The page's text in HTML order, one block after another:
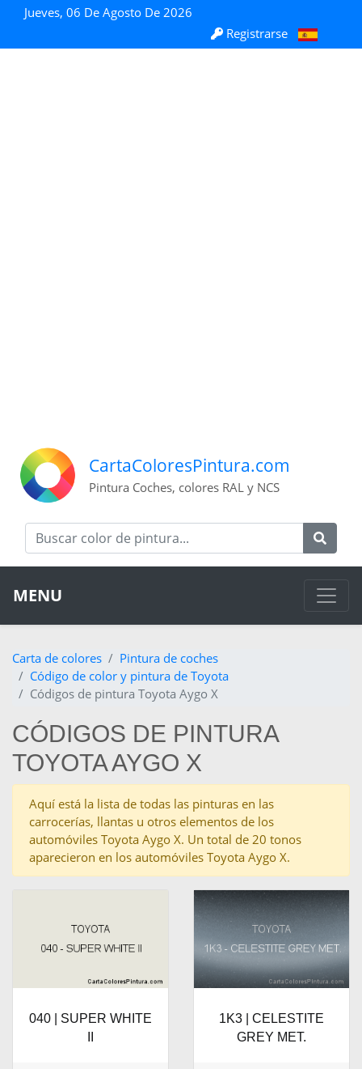
Jueves, 06 De Agosto De 2026
Registrarse
CartaColoresPintura.com
Pintura Coches, colores RAL y NCS
MENU
Carta de colores
Pintura de coches
Código de color y pintura de Toyota
Códigos de pintura Toyota Aygo X
CÓDIGOS DE PINTURA
TOYOTA AYGO X
Aquí está la lista de todas las pinturas en las
carrocerías, llantas u otros elementos de los
automóviles Toyota Aygo X. Un total de 20 tonos
aparecieron en los automóviles Toyota Aygo X.
040 | SUPER WHITE
1K3 | CELESTITE
GREY MET.